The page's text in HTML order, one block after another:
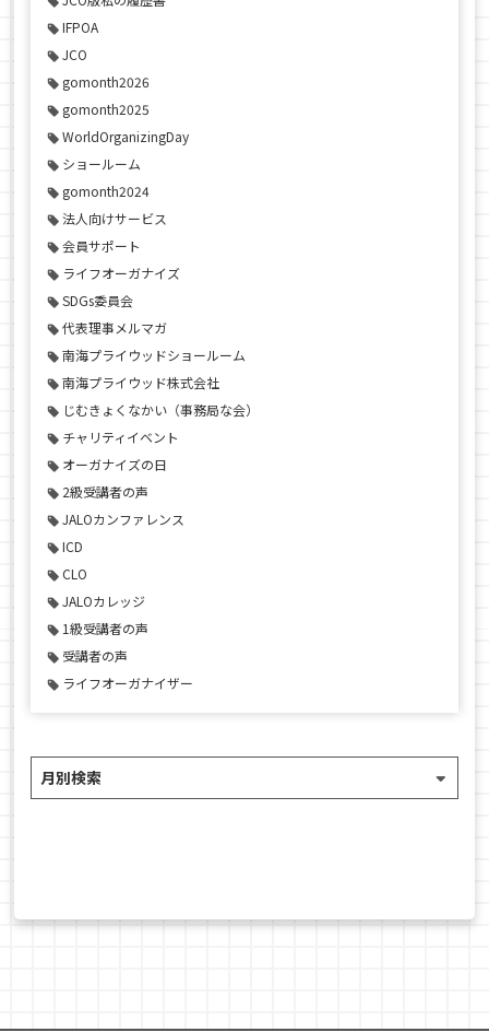
IFPOA
JCO
gomonth2026
gomonth2025
WorldOrganizingDay
ショールーム
gomonth2024
法人向けサービス
会員サポート
ライフオーガナイズ
SDGs委員会
代表理事メルマガ
南海プライウッドショールーム
南海プライウッド株式会社
じむきょくなかい（事務局な会）
チャリティイベント
オーガナイズの日
2級受講者の声
JALOカンファレンス
ICD
CLO
JALOカレッジ
1級受講者の声
受講者の声
ライフオーガナイザー